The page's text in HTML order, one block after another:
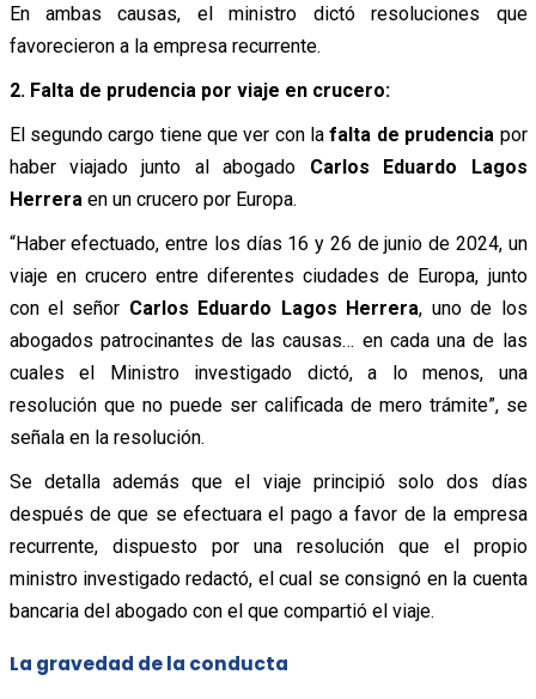
En ambas causas, el ministro dictó resoluciones que
favorecieron a la empresa recurrente.
2. Falta de prudencia por viaje en crucero:
El segundo cargo tiene que ver con lafalta de prudencia por
haber viajado junto al abogado Carlos Eduardo Lagos
Herrera en un crucero por Europa.
“Haber efectuado, entre los días 16 y 26 de junio de 2024, un
viaje en crucero entre diferentes ciudades de Europa, junto
con el señor Carlos Eduardo Lagos Herrera, uno de los
abogados patrocinantes de las causas… en cada una de las
cuales el Ministro investigado dictó, a lo menos, una
resolución que no puede ser calificada de mero trámite”, se
señala en la resolución.
Se detalla además que el viaje principió solo dos días
después de que se efectuara el pago a favor de la empresa
recurrente, dispuesto por una resolución que el propio
ministro investigado redactó, el cual se consignó en la cuenta
bancaria del abogado con el que compartió el viaje.
La gravedad de la conducta